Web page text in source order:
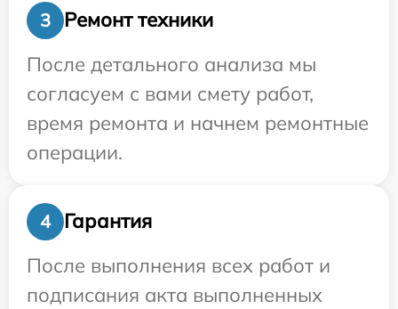
3
Ремонт техники
После детального анализа мы
согласуем с вами смету работ,
время ремонта и начнем ремонтные
операции.
4
Гарантия
После выполнения всех работ и
подписания акта выполненных